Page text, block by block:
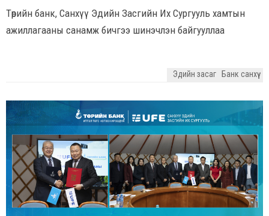
Төрийн банк, Санхүү Эдийн Засгийн Их Сургууль хамтын
ажиллагааны санамж бичгээ шинэчлэн байгууллаа
Эдийн засаг Банк санхүү